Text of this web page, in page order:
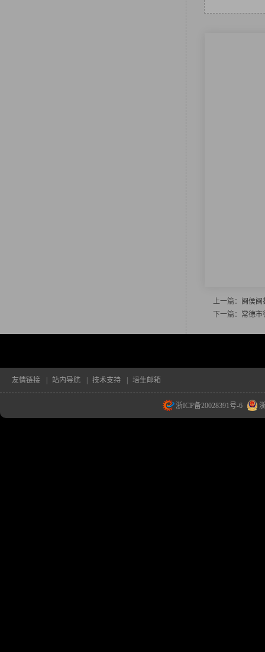
上一篇： 闽侯闽
下一篇： 常德市
友情链接 站内导航 技术支持 培生邮箱
浙ICP备20028391号-6